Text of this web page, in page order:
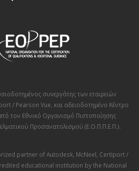
συνεργάτης των εταιρειών
/ Pearson Vue , και αδειοδοτημένο Κέντρο
τον Εθνικό Οργανισμό Πιστοποίησης
Προσανατολισμού (Ε.Ο.Π.Π.Ε.Π.).
partner ofAutodesk, McNeel Certiport /
educational institution by the National